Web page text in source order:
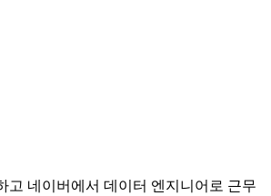
고 네이버에서 데이터 엔지니어로 근무